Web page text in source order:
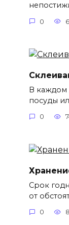
0
В каждом
посуды
0
Срок
от
0